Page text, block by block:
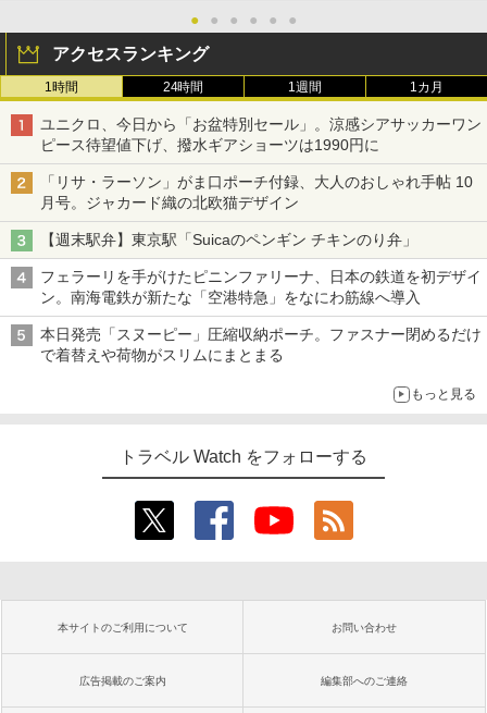
● ● ● ● ● ●
アクセスランキング
1時間 24時間 1週間 1カ月
ユニクロ、今日から「お盆特別セール」。涼感シアサッカーワン
ピース待望値下げ、撥水ギアショーツは1990円に
「リサ・ラーソン」がま口ポーチ付録、大人のおしゃれ手帖 10
月号。ジャカード織の北欧猫デザイン
【週末駅弁】東京駅「Suicaのペンギン チキンのり弁」
フェラーリを手がけたピニンファリーナ、日本の鉄道を初デザイ
ン。南海電鉄が新たな「空港特急」をなにわ筋線へ導入
本日発売「スヌーピー」圧縮収納ポーチ。ファスナー閉めるだけ
で着替えや荷物がスリムにまとまる
もっと見る
トラベル Watch をフォローする
本サイトのご利用について お問い合わせ
広告掲載のご案内 編集部へのご連絡